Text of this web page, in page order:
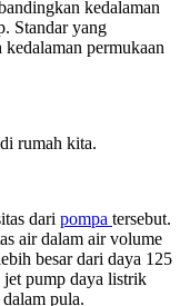
kedalaman
Standar yang
permukaan
rumah kita.
dari pompa tersebut.
air dalam air volume
besar dari daya 125
jet pump daya listrik
pula.